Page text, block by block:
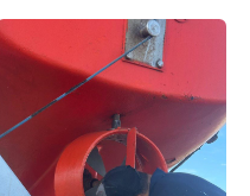
galeri 3